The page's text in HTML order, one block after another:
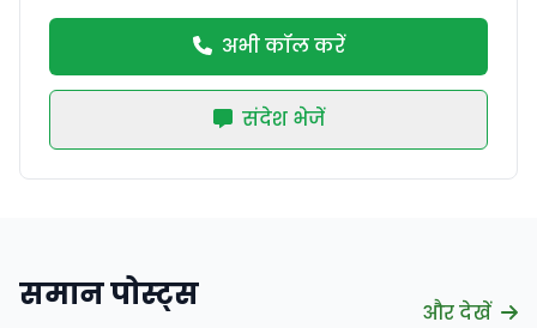
अभी कॉल करें
संदेश भेजें
समान पोस्ट्स और देखें